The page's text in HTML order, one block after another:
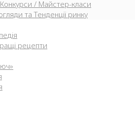
/ Майстер-класи
та Тенденції ринку
рецепти